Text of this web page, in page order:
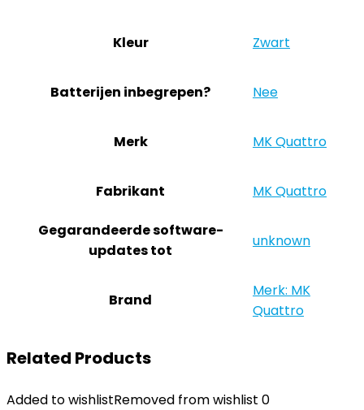
Kleur ‎Zwart
Batterijen inbegrepen? ‎Nee
Merk ‎MK Quattro
Fabrikant ‎MK Quattro
Gegarandeerde software-
updates tot
‎unknown
Brand
Merk: MK
Quattro
Related Products
Added to wishlistRemoved from wishlist 0